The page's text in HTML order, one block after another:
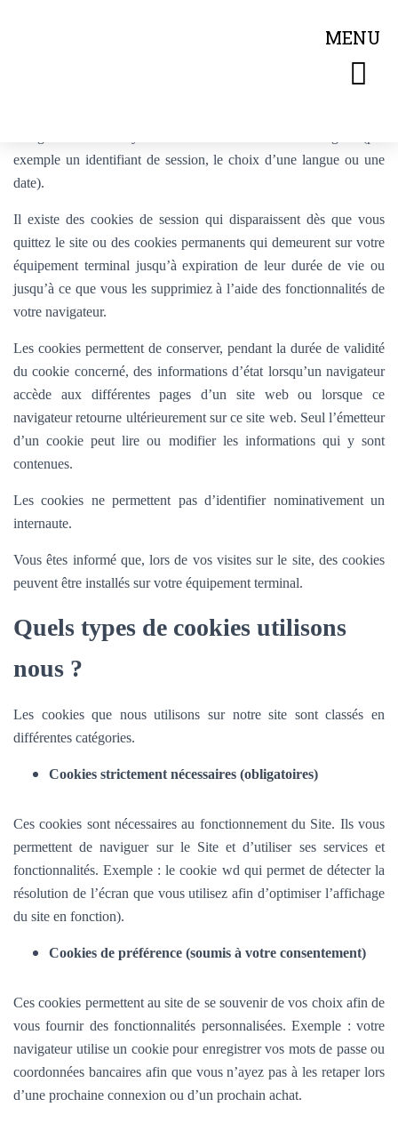
MENU
Les cookies sont des données stockées dans l’équipement terminal
exemple un identifiant de session, le choix d’une langue ou une
date).
Il existe des cookies de session qui disparaissent dès que vous
quittez le site ou des cookies permanents qui demeurent sur votre
équipement terminal jusqu’à expiration de leur durée de vie ou
jusqu’à ce que vous les supprimiez à l’aide des fonctionnalités de
votre navigateur.
Les cookies permettent de conserver, pendant la durée de validité
du cookie concerné, des informations d’état lorsqu’un navigateur
accède aux différentes pages d’un site web ou lorsque ce
navigateur retourne ultérieurement sur ce site web. Seul l’émetteur
d’un cookie peut lire ou modifier les informations qui y sont
contenues.
Les cookies ne permettent pas d’identifier nominativement un
internaute.
Vous êtes informé que, lors de vos visites sur le site, des cookies
peuvent être installés sur votre équipement terminal.
Quels types de cookies utilisons
nous ?
Les cookies que nous utilisons sur notre site sont classés en
différentes catégories.
Cookies strictement nécessaires (obligatoires)
Ces cookies sont nécessaires au fonctionnement du Site. Ils vous
permettent de naviguer sur le Site et d’utiliser ses services et
fonctionnalités. Exemple : le cookie wd qui permet de détecter la
résolution de l’écran que vous utilisez afin d’optimiser l’affichage
du site en fonction).
Cookies de préférence (soumis à votre consentement)
Ces cookies permettent au site de se souvenir de vos choix afin de
vous fournir des fonctionnalités personnalisées. Exemple : votre
navigateur utilise un cookie pour enregistrer vos mots de passe ou
coordonnées bancaires afin que vous n’ayez pas à les retaper lors
d’une prochaine connexion ou d’un prochain achat.